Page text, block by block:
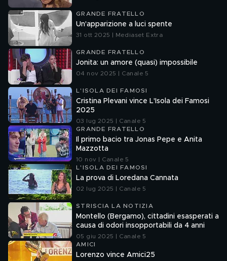
GRANDE FRATELLO
Un'apparizione a luci spente
31 ott 2025 | Mediaset Extra
GRANDE FRATELLO
Jonita: un amore (quasi) impossibile
04 nov 2025 | Canale 5
L'ISOLA DEI FAMOSI
Cristina Plevani vince L'Isola dei Famosi
2025
03 lug 2025 | Canale 5
GRANDE FRATELLO
Il primo bacio tra Jonas Pepe e Anita
Mazzotta
10 nov | Canale 5
L'ISOLA DEI FAMOSI
La prova di Loredana Cannata
02 lug 2025 | Canale 5
STRISCIA LA NOTIZIA
Montello (Bergamo), cittadini esasperati a
causa di odori insopportabili da 4 anni
05 giu 2025 | Canale 5
AMICI
Lorenzo vince Amici25